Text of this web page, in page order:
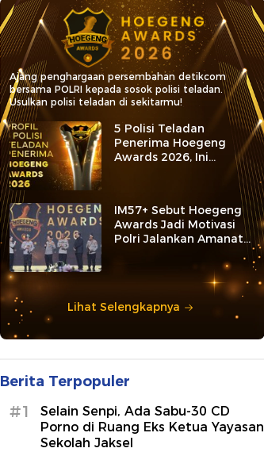
Ajang penghargaan persembahan detikcom
bersama POLRI kepada sosok polisi teladan.
Usulkan polisi teladan di sekitarmu!
5 Polisi Teladan
Penerima Hoegeng
Awards 2026, Ini
Kategori dan Kiprahnya
IM57+ Sebut Hoegeng
Awards Jadi Motivasi
Polri Jalankan Amanat
Lihat Selengkapnya
Berita Terpopuler
#1
Selain Senpi, Ada Sabu-30 CD
Porno di Ruang Eks Ketua Yayasan
Sekolah Jaksel